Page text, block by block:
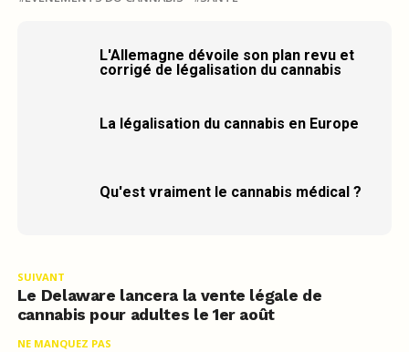
L'Allemagne dévoile son plan revu et
corrigé de légalisation du cannabis
La légalisation du cannabis en Europe
Qu'est vraiment le cannabis médical ?
SUIVANT
Le Delaware lancera la vente légale de
cannabis pour adultes le 1er août
NE MANQUEZ PAS